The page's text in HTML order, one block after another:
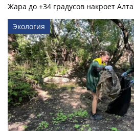
Жара до +34 градусов накроет
Экология